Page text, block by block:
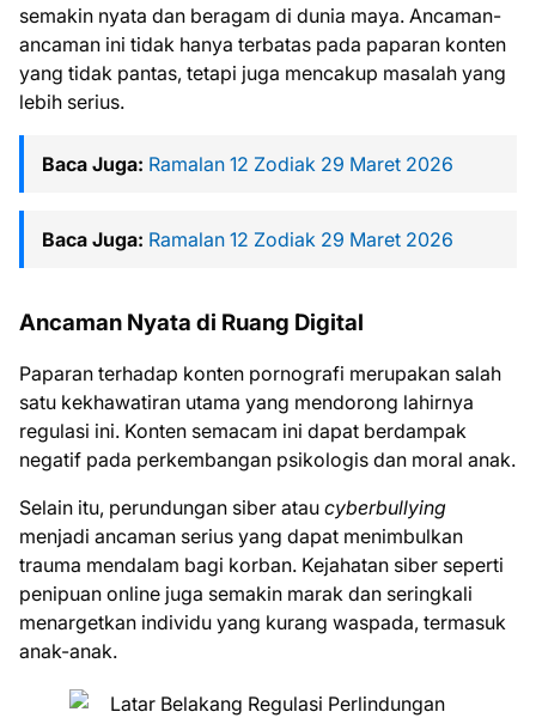
semakin nyata dan beragam di dunia maya. Ancaman-
ancaman ini tidak hanya terbatas pada paparan konten
yang tidak pantas, tetapi juga mencakup masalah yang
lebih serius.
Baca Juga: Ramalan 12 Zodiak 29 Maret 2026
Baca Juga: Ramalan 12 Zodiak 29 Maret 2026
Ancaman Nyata di Ruang Digital
Paparan terhadap konten pornografi merupakan salah
satu kekhawatiran utama yang mendorong lahirnya
regulasi ini. Konten semacam ini dapat berdampak
negatif pada perkembangan psikologis dan moral anak.
Selain itu, perundungan siber atau cyberbullying
menjadi ancaman serius yang dapat menimbulkan
trauma mendalam bagi korban. Kejahatan siber seperti
penipuan online juga semakin marak dan seringkali
menargetkan individu yang kurang waspada, termasuk
anak-anak.